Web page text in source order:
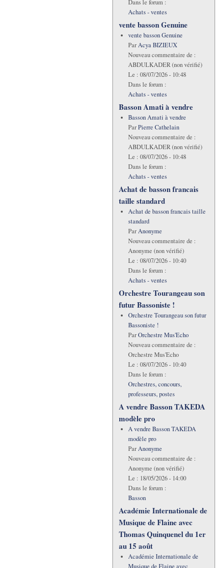
Dans le forum :
Achats - ventes
vente basson Genuine
vente basson Genuine
ParAcya BIZIEUX
Nouveau commentaire de :
ABDULKADER (non vérifié)
Le : 08/07/2026 - 10:48
Dans le forum :
Achats - ventes
Basson Amati à vendre
Basson Amati à vendre
ParPierre Cathelain
Nouveau commentaire de :
ABDULKADER (non vérifié)
Le : 08/07/2026 - 10:48
Dans le forum :
Achats - ventes
Achat de basson francais
taille standard
Achat de basson francais taille
standard
ParAnonyme
Nouveau commentaire de :
Anonyme (non vérifié)
Le : 08/07/2026 - 10:40
Dans le forum :
Achats - ventes
Orchestre Tourangeau son
futur Bassoniste !
Orchestre Tourangeau son futur
Bassoniste !
ParOrchestre Mus'Echo
Nouveau commentaire de :
Orchestre Mus'Echo
Le : 08/07/2026 - 10:40
Dans le forum :
Orchestres, concours,
professeurs, postes
A vendre Basson TAKEDA
modèle pro
A vendre Basson TAKEDA
modèle pro
ParAnonyme
Nouveau commentaire de :
Anonyme (non vérifié)
Le : 18/05/2026 - 14:00
Dans le forum :
Basson
Académie Internationale de
Musique de Flaine avec
Thomas Quinquenel du 1er
au 15 août
Académie Internationale de